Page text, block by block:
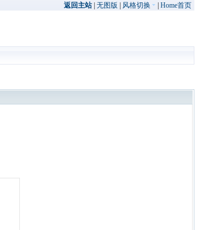
返回主站| 无图版 风格切换 Home首页